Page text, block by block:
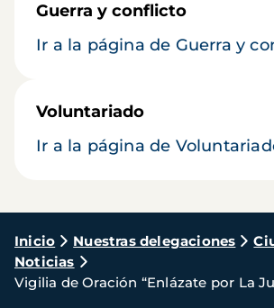
Guerra y conflicto
Ir a la página de Guerra y
Voluntariado
Ir a la página de
Ruta
de
navegación
Inicio Nuestras delegaciones
Noticias
Vigilia de Oración “Enlázate por La